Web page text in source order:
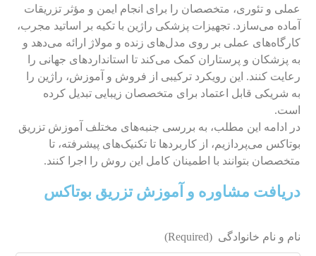
عملی و تئوری، متخصصان را برای انجام ایمن و مؤثر تزریقات
آماده می‌سازد. تجهیزات پزشکی راژین با تکیه بر اساتید مجرب،
کارگاه‌های عملی بر روی مدل‌های زنده و مولاژ ارائه می‌دهد و
به پزشکان و پرستاران کمک می‌کند تا استانداردهای جهانی را
رعایت کنند. این رویکرد ترکیبی از فروش و آموزش، راژین را
به شریکی قابل اعتماد برای متخصصان زیبایی تبدیل کرده
است.
در ادامه این مطلب، به بررسی جنبه‌های مختلف آموزش تزریق
بوتاکس می‌پردازیم، از کاربردها تا تکنیک‌های پیشرفته، تا
متخصصان بتوانند با اطمینان کامل این روش را اجرا کنند.
دریافت مشاوره و آموزش تزریق بوتاکس
نام و نام خانوادگی (Required)